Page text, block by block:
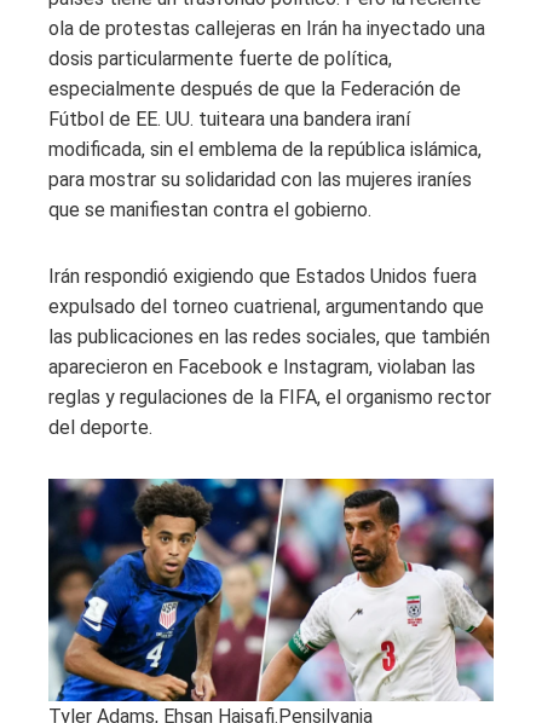
ola de protestas callejeras en Irán ha inyectado una
dosis particularmente fuerte de política,
especialmente después de que la Federación de
Fútbol de EE. UU. tuiteara una bandera iraní
modificada, sin el emblema de la república islámica,
para mostrar su solidaridad con las mujeres iraníes
que se manifiestan contra el gobierno.
Irán respondió exigiendo que Estados Unidos fuera
expulsado del torneo cuatrienal, argumentando que
las publicaciones en las redes sociales, que también
aparecieron en Facebook e Instagram, violaban las
reglas y regulaciones de la FIFA, el organismo rector
del deporte.
Tyler Adams, Ehsan Hajsafi.Pensilvania